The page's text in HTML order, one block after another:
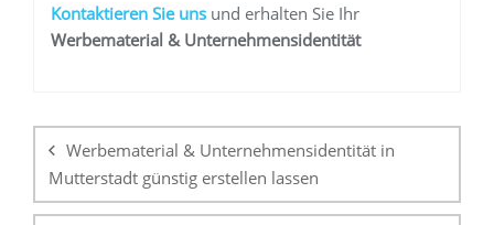
Kontaktieren Sie uns und erhalten Sie Ihr
Werbematerial & Unternehmensidentität
Werbematerial & Unternehmensidentität in
Mutterstadt günstig erstellen lassen